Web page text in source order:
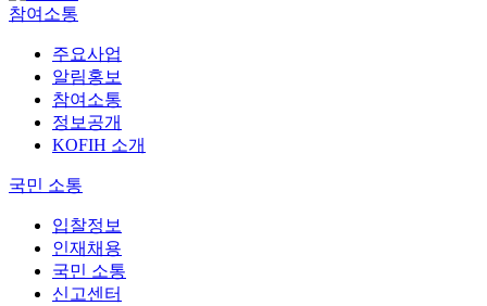
참여소통
주요사업
알림홍보
참여소통
정보공개
KOFIH 소개
국민 소통
입찰정보
인재채용
국민 소통
신고센터